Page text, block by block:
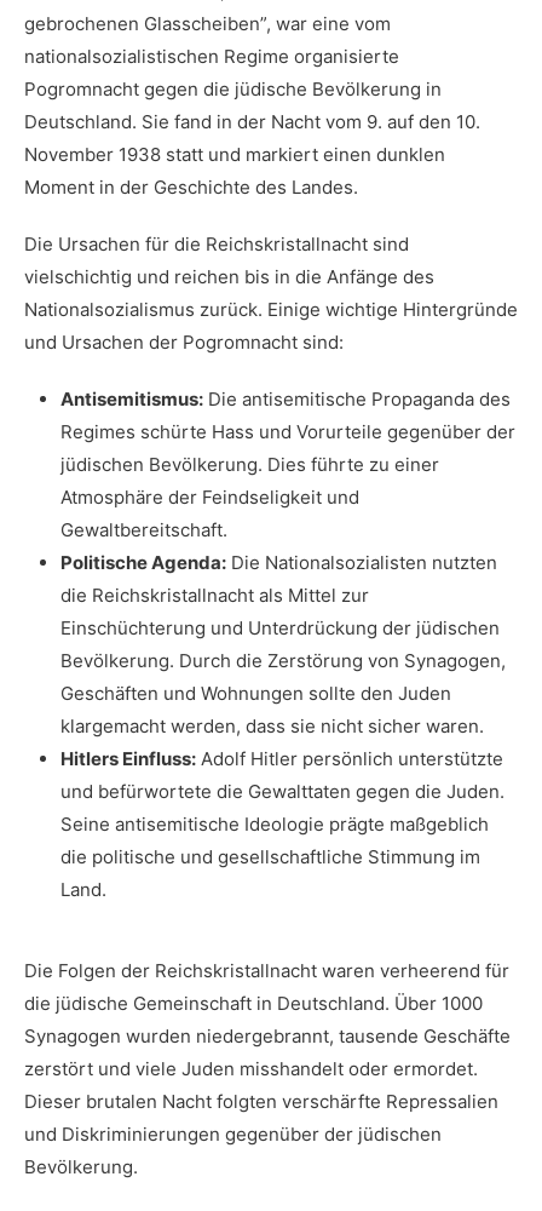
gebrochenen ⁣Glasscheiben”, war eine vom
nationalsozialistischen​ Regime​ organisierte
Pogromnacht gegen die jüdische Bevölkerung in
Deutschland. Sie fand in der ⁤Nacht vom 9. auf den 10.
November 1938 statt​ und markiert einen dunklen
Moment in der Geschichte des Landes.
Die⁢ Ursachen für die Reichskristallnacht sind
vielschichtig und reichen bis in die Anfänge ​des
Nationalsozialismus zurück. Einige wichtige Hintergründe
und Ursachen der Pogromnacht sind:
Antisemitismus: Die antisemitische Propaganda des
Regimes schürte Hass und Vorurteile ⁣gegenüber der
jüdischen Bevölkerung. Dies führte​ zu⁢ einer
Atmosphäre der Feindseligkeit und
‍Gewaltbereitschaft.
Politische Agenda: ⁣Die Nationalsozialisten nutzten
die‌ Reichskristallnacht ‌als Mittel zur
Einschüchterung und Unterdrückung der jüdischen
Bevölkerung. Durch die Zerstörung von Synagogen,
Geschäften und ⁣Wohnungen sollte den Juden
klargemacht werden, dass sie nicht sicher waren.
Hitlers Einfluss: Adolf Hitler persönlich unterstützte
und befürwortete die Gewalttaten gegen die Juden.
Seine antisemitische Ideologie prägte maßgeblich
die politische und gesellschaftliche Stimmung im
Land.
Die Folgen der Reichskristallnacht waren verheerend für
die jüdische Gemeinschaft in ​Deutschland. Über ⁢1000
Synagogen wurden niedergebrannt, tausende Geschäfte
zerstört⁢ und viele Juden‍ misshandelt oder⁢ ermordet.‌
Dieser brutalen Nacht folgten ⁤verschärfte ​Repressalien
und Diskriminierungen ⁢gegenüber der jüdischen
Bevölkerung.